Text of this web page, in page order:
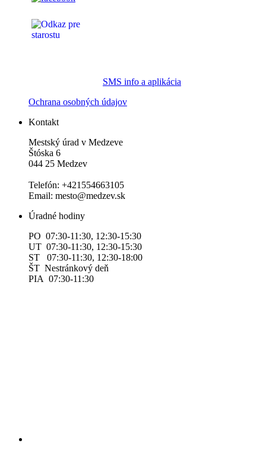
SMS info a aplikácia
Ochrana osobných údajov
Kontakt
Mestský úrad v Medzeve
Štóska 6
044 25 Medzev
Telefón: +421554663105
Email: mesto@medzev.sk
Úradné hodiny
PO 07:30-11:30, 12:30-15:30
UT 07:30-11:30, 12:30-15:30
ST 07:30-11:30, 12:30-18:00
ŠT Nestránkový deň
PIA 07:30-11:30